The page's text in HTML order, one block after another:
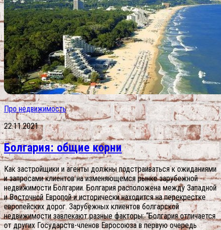
Про недвижимость
22.11.2021
Болгария: общие корни
Как застройщики и агенты должны подстраиваться к ожиданиями
и запросами клиентов на изменяющемся рынке зарубежной
недвижимости Болгарии. Болгария расположена между Западной
и Восточной Европой и исторически находится на перекрестке
европейских дорог. Зарубежных клиентов болгарской
недвижимости завлекают разные факторы: “Болгария отличается
от других Государств-членов Евросоюза в первую очередь